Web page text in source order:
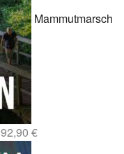
Mammutmarsch
92,90 €